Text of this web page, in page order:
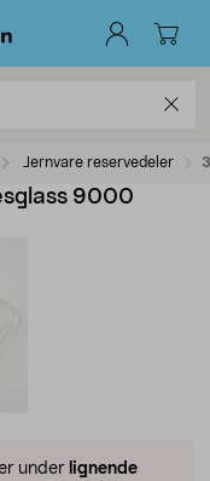
Jernvare reservedeler
9000
under lignende